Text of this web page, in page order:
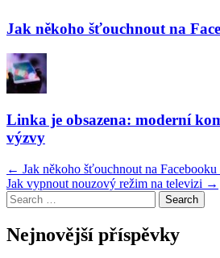
Jak někoho šťouchnout na
Linka je obsazena: moderní
výzvy
Post
navigation
← Jak někoho šťouchnout na
Jak vypnout nouzový režim na televizi →
Search
for:
Nejnovější příspěvky